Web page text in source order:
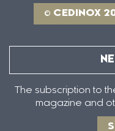
© CEDINOX
The subscription to
magazine and